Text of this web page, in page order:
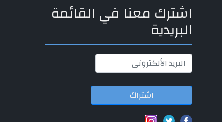
اشترك معنا في القائمة
البريدية
اشتراك